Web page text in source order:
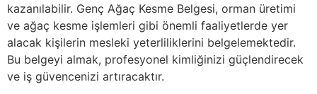
kazanılabilir. Genç Ağaç Kesme Belgesi, orman üretimi
ve ağaç kesme işlemleri gibi önemli faaliyetlerde yer
alacak kişilerin mesleki yeterliliklerini belgelemektedir.
Bu belgeyi almak, profesyonel kimliğinizi güçlendirecek
ve iş güvencenizi artıracaktır.